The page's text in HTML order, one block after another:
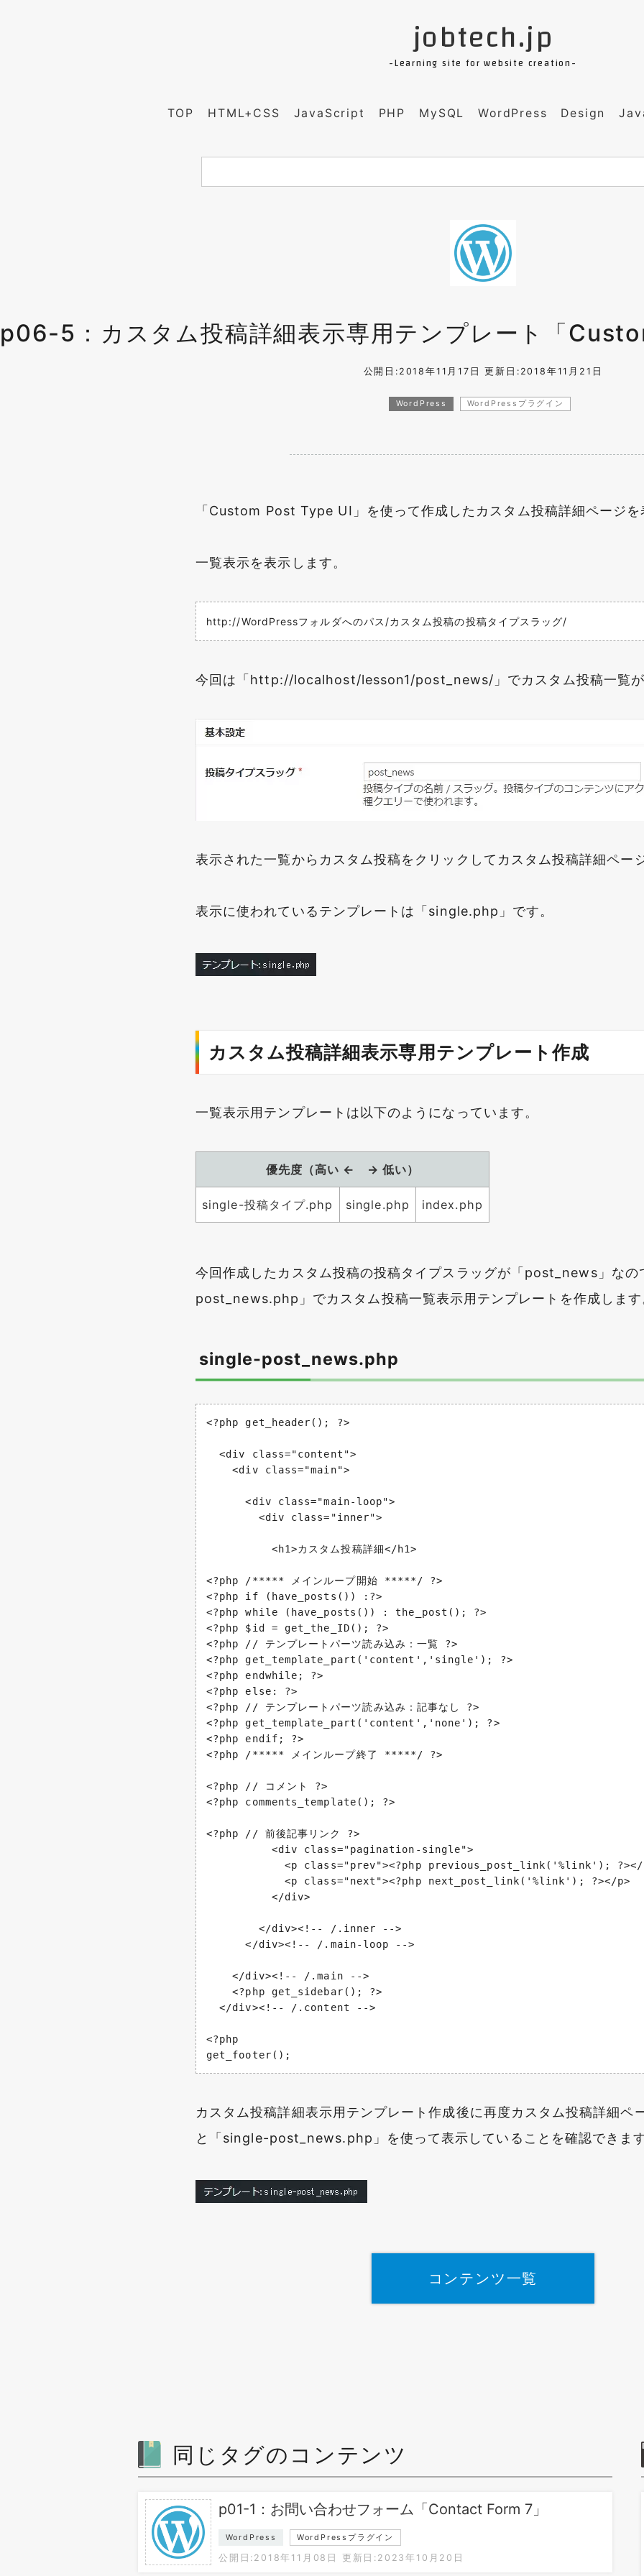
jobtech.jp
-Learning site for website creation-
TOP HTML+CSS JavaScript PHP MySQL WordPress Design
p06-5：カスタム投稿詳細表示専用テンプレート「
公開日:2018年11月17日 更新日:2018年11月21日
WordPress WordPressプラグイン
「Custom Post Type UI」を使って作成したカスタム投稿詳細ページ
一覧表示を表示します。
http://WordPressフォルダへのパス/カスタム投稿の投稿タイプスラッグ/
今回は「http://localhost/lesson1/post_news/」でカスタム投稿一覧が
表示された一覧からカスタム投稿をクリックしてカスタム投稿詳細ペー
表示に使われているテンプレートは「single.php」です。
カスタム投稿詳細表示専用テンプレート作成
一覧表示用テンプレートは以下のようになっています。
優先度（高い ← → 低い）
single-投稿タイプ.php single.php index.php
今回作成したカスタム投稿の投稿タイプスラッグが「post_news」な
post_news.php」でカスタム投稿一覧表示用テンプレートを作成しま
single-post_news.php
<?php get_header(); ?>
  <div class="content">
    <div class="main">
      <div class="main-loop">
        <div class="inner">
          <h1>カスタム投稿詳細</h1>
<?php /***** メインループ開始 *****/ ?>
<?php if (have_posts()) :?>
<?php while (have_posts()) : the_post(); ?>
<?php $id = get_the_ID(); ?>
<?php // テンプレートパーツ読み込み：一覧 ?>
<?php get_template_part('content','single'); ?>
<?php endwhile; ?>
<?php else: ?>
<?php // テンプレートパーツ読み込み：記事なし ?>
<?php get_template_part('content','none'); ?>
<?php endif; ?>
<?php /***** メインループ終了 *****/ ?>
<?php // コメント ?>
<?php comments_template(); ?>
<?php // 前後記事リンク ?>
          <div class="pagination-single">
<p class="prev"><?php previous_post_link('%link');
            <p class="next"><?php next_post_link('%link'); ?></p>
          </div>
        </div><!-- /.inner -->
      </div><!-- /.main-loop -->
    </div><!-- /.main -->
    <?php get_sidebar(); ?>
  </div><!-- /.content -->
<?php
get_footer();
カスタム投稿詳細表示用テンプレート作成後に再度カスタム投稿詳細ペ
と「single-post_news.php」を使って表示していることを確認できま
コンテンツ一覧
同じタグのコンテンツ
p01-1：お問い合わせフォーム「Contact Form 7」
WordPress WordPressプラグイン
公開日:2018年11月08日 更新日:2023年10月20日